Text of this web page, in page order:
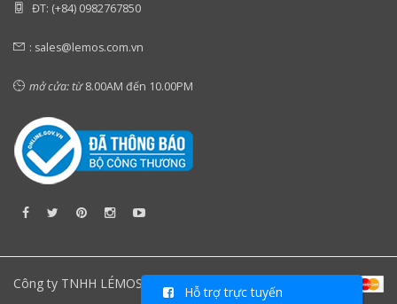
ĐT: (+84) 0982767850
: sales@lemos.com.vn
mở cửa: từ8.00AM đến 10.00PM
Công ty TNHH LÉMOS Việt Nam
Hỗ trợ trực tuyến